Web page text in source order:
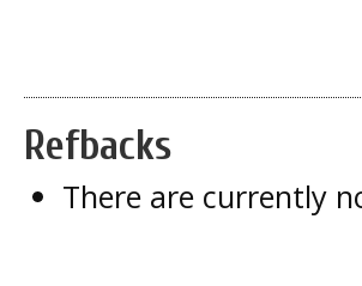
Refbacks
There are currently